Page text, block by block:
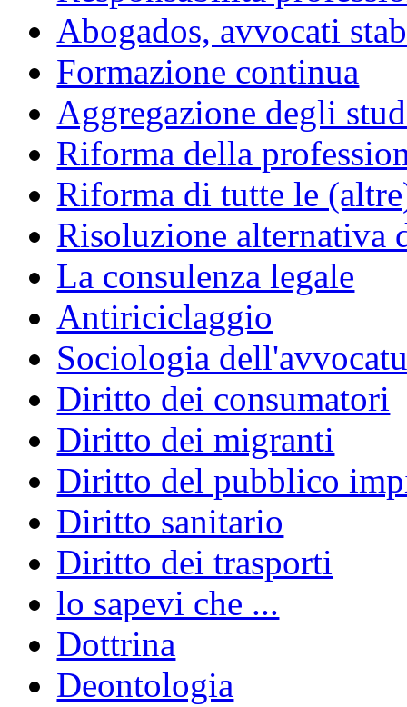
Abogados, avvocati
Formazione continua
Aggregazione degli
Riforma della
Riforma di tutte le
Risoluzione alternativa
La consulenza legale
Antiriciclaggio
Sociologia
Diritto dei consumatori
Diritto dei migranti
Diritto del pubblico
Diritto sanitario
Diritto dei trasporti
lo sapevi che ...
Dottrina
Deontologia